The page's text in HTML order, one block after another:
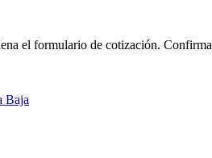
el formulario de cotización.
Baja